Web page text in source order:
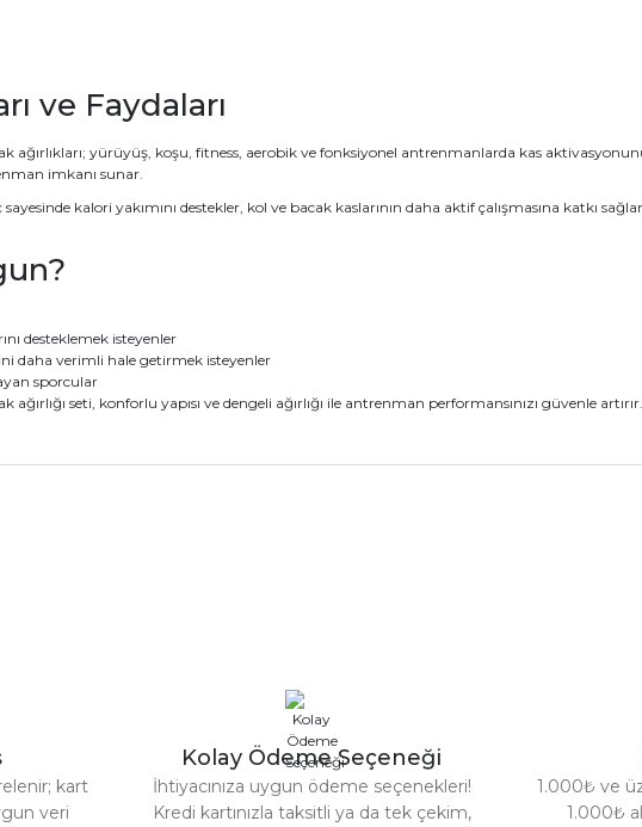
ve Faydaları
ağırlıkları; yürüyüş, koşu, fitness, aerobik ve fonksiyonel antrenmanlarda kas
imkanı sunar.
kalori yakımını destekler, kol ve bacak kaslarının daha aktif çalışmasına katkı
desteklemek isteyenler
daha verimli hale getirmek isteyenler
sporcular
seti, konforlu yapısı ve dengeli ağırlığı ile antrenman performansınızı güvenle
pahalı.
olmalı.
kart
veri
Kolay Ödeme Seçeneği
İhtiyacınıza uygun ödeme seçenekleri!
Kredi kartınızla taksitli ya da tek çekim,
1.000₺ ve
1.000₺